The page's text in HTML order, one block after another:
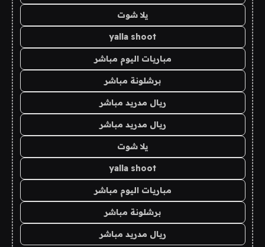
يلا شوت
yalla shoot
مباريات اليوم مباشر
برشلونة مباشر
ريال مدريد مباشر
ريال مدريد مباشر
يلا شوت
yalla shoot
مباريات اليوم مباشر
برشلونة مباشر
ريال مدريد مباشر